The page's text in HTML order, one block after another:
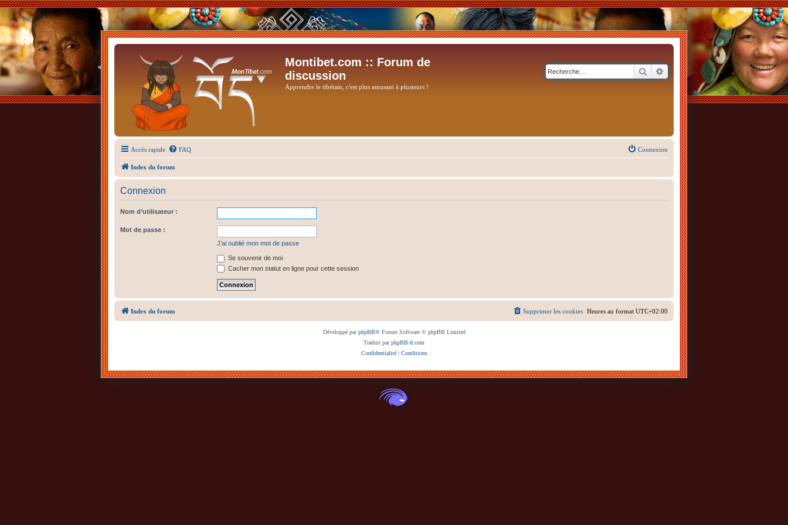
Montibet.com :: Forum de
discussion
Apprendre le tibétain, c'est plus amusant à plusieurs !
RechercherRecherche avancée
Accès rapide FAQ Connexion
Index du forum
Connexion
Nom d’utilisateur :
Mot de passe :
J’ai oublié mon mot de passe
Se souvenir de moi
Cacher mon statut en ligne pour cette session
Index du forum Heures au format UTC+02:00
Supprimer les cookies
Développé parphpBB® Forum Software © phpBB Limited
Traduit parphpBB-fr.com
Confidentialité| Conditions